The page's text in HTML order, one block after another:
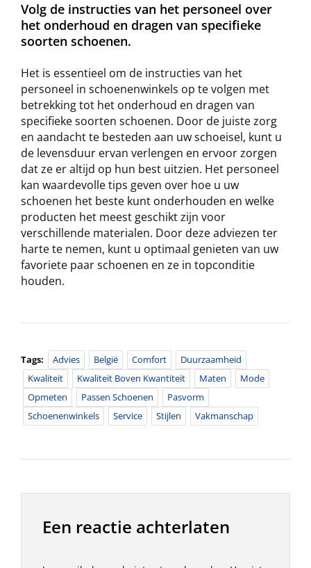
Volg de instructies van het personeel over
het onderhoud en dragen van specifieke
soorten schoenen.
Het is essentieel om de instructies van het
personeel in schoenenwinkels op te volgen met
betrekking tot het onderhoud en dragen van
specifieke soorten schoenen. Door de juiste zorg
en aandacht te besteden aan uw schoeisel, kunt u
de levensduur ervan verlengen en ervoor zorgen
dat ze er altijd op hun best uitzien. Het personeel
kan waardevolle tips geven over hoe u uw
schoenen het beste kunt onderhouden en welke
producten het meest geschikt zijn voor
verschillende materialen. Door deze adviezen ter
harte te nemen, kunt u optimaal genieten van uw
favoriete paar schoenen en ze in topconditie
houden.
Tags: Advies België Comfort
Duurzaamheid
Kwaliteit
Kwaliteit Boven Kwantiteit Maten
Mode
Opmeten
Passen Schoenen
Pasvorm
Schoenenwinkels
Service Stijlen Vakmanschap
Een reactie achterlaten